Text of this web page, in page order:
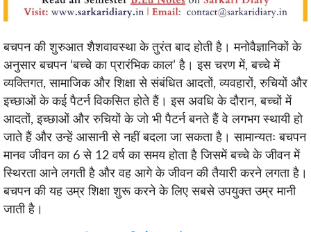
बचपन की शुरुआत शैशवावस्था के तुरंत बाद होती है। मनोवैज्ञानिकों के
अनुसार बचपन ‘बच्चे का प्रारंभिक काल’ है। इस चरण में, बच्चे में
व्यक्तिगत, सामाजिक और शिक्षा से संबंधित आदतों, व्यवहारों, रुचियों और
इच्छाओं के कई पैटर्न विकसित होते हैं। इस अवधि के दौरान, बच्चों में
आदतों, इच्छाओं और रुचियों के जो भी पैटर्न बनते हैं वे लगभग स्थायी हो
जाते हैं और उन्हें आसानी से नहीं बदला जा सकता है। सामान्यतः बचपन
मानव जीवन का 6 से 12 वर्ष का समय होता है जिसमें बच्चे के जीवन में
स्थिरता आने लगती है और वह आगे के जीवन की तैयारी करने लगता है।
बचपन की यह उम्र शिक्षा शुरू करने के लिए सबसे उपयुक्त उम्र मानी
जाती है।